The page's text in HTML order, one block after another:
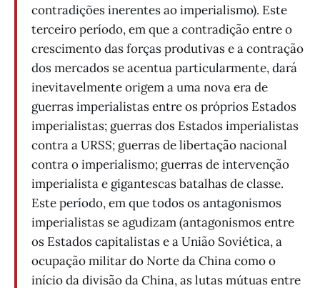
contradições inerentes ao imperialismo). Este
terceiro período, em que a contradição entre o
crescimento das forças produtivas e a contração
dos mercados se acentua particularmente, dará
inevitavelmente origem a uma nova era de
guerras imperialistas entre os próprios Estados
imperialistas; guerras dos Estados imperialistas
contra a URSS; guerras de libertação nacional
contra o imperialismo; guerras de intervenção
imperialista e gigantescas batalhas de classe.
Este período, em que todos os antagonismos
imperialistas se agudizam (antagonismos entre
os Estados capitalistas e a União Soviética, a
ocupação militar do Norte da China como o
início da divisão da China, as lutas mútuas entre